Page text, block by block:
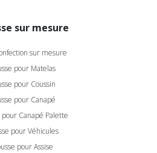
sur mesure
sur mesure
pour Matelas
pour Coussin
pour Canapé
pour Canapé Palette
pour Véhicules
pour Assise